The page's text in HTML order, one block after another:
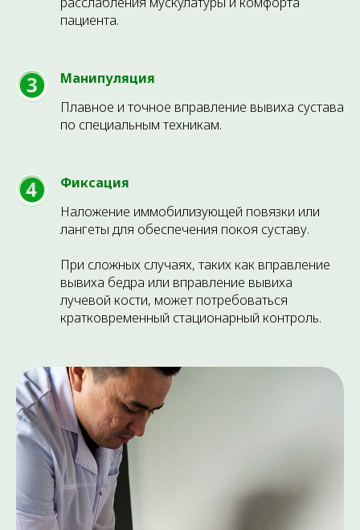
пациента.
Манипуляция
Плавное и точное вправление вывиха сустава
по специальным техникам.
Фиксация
Наложение иммобилизующей повязки или
лангеты для обеспечения покоя суставу.
При сложных случаях, таких как вправление
вывиха бедра или вправление вывиха
лучевой кости, может потребоваться
кратковременный стационарный контроль.
СЕЙЧАС
Оставьте свои данные, и наш администратор
свяжется с вами для подбора удобного времени.
+7
ЗАПИСАТЬСЯ
даете
Согласие на обработку
персональных данных и принимаете
Пользовательское соглашение